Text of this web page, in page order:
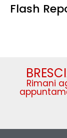
Flash
Rimani